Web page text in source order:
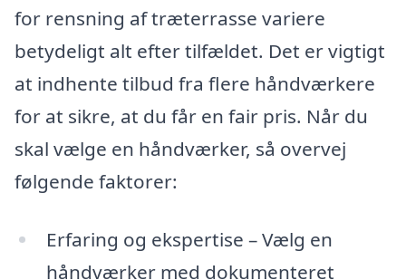
for rensning af træterrasse variere
betydeligt alt efter tilfældet. Det er vigtigt
at indhente tilbud fra flere håndværkere
for at sikre, at du får en fair pris. Når du
skal vælge en håndværker, så overvej
følgende faktorer:
Erfaring og ekspertise – Vælg en
håndværker med dokumenteret